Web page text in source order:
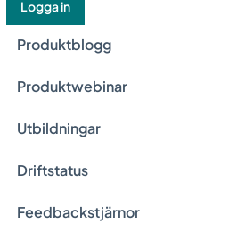
Logga in
Produktblogg
Produktwebinar
Utbildningar
Driftstatus
Feedbackstjärnor